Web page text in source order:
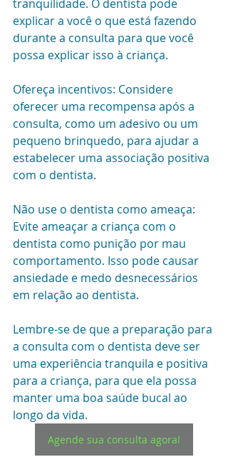
tranquilidade. O dentista pode
explicar a você o que está fazendo
durante a consulta para que você
possa explicar isso à criança.
Ofereça incentivos: Considere
oferecer uma recompensa após a
consulta, como um adesivo ou um
pequeno brinquedo, para ajudar a
estabelecer uma associação positiva
com o dentista.
Não use o dentista como ameaça:
Evite ameaçar a criança com o
dentista como punição por mau
comportamento. Isso pode causar
ansiedade e medo desnecessários
em relação ao dentista.
Lembre-se de que a preparação para
a consulta com o dentista deve ser
uma experiência tranquila e positiva
para a criança, para que ela possa
manter uma boa saúde bucal ao
longo da vida.
Agende sua consulta agora!